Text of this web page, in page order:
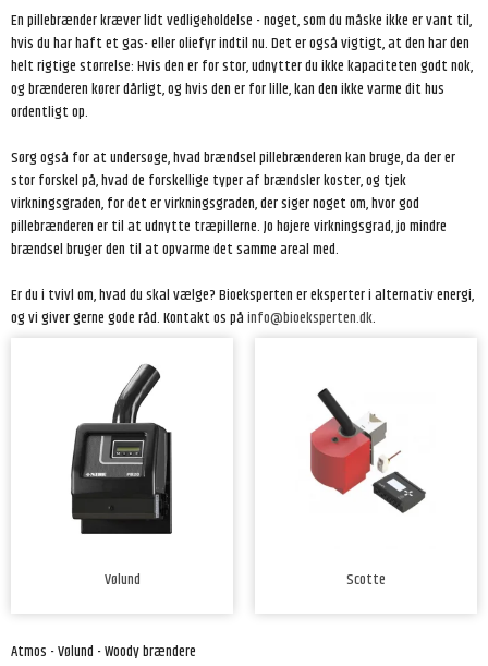
En pillebrænder kræver lidt vedligeholdelse - noget, som du måske ikke er vant til,
hvis du har haft et gas- eller oliefyr indtil nu. Det er også vigtigt, at den har den
helt rigtige størrelse: Hvis den er for stor, udnytter du ikke kapaciteten godt nok,
og brænderen kører dårligt, og hvis den er for lille, kan den ikke varme dit hus
ordentligt op.
Sørg også for at undersøge, hvad brændsel pillebrænderen kan bruge, da der er
stor forskel på, hvad de forskellige typer af brændsler koster, og tjek
virkningsgraden, for det er virkningsgraden, der siger noget om, hvor god
pillebrænderen er til at udnytte træpillerne. Jo højere virkningsgrad, jo mindre
brændsel bruger den til at opvarme det samme areal med.
Er du i tvivl om, hvad du skal vælge? Bioeksperten er eksperter i alternativ energi,
og vi giver gerne gode råd. Kontakt os påinfo@bioeksperten.dk.
Vølund Scotte
Atmos - Vølund - Woody brændere